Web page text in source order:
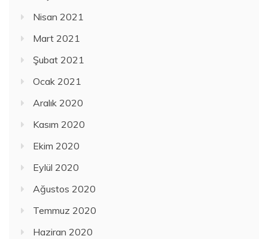
Nisan 2021
Mart 2021
Şubat 2021
Ocak 2021
Aralık 2020
Kasım 2020
Ekim 2020
Eylül 2020
Ağustos 2020
Temmuz 2020
Haziran 2020